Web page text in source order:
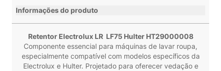
Informações do produto
Retentor Electrolux LR LF75 Hulter HT29000008
Componente essencial para máquinas de lavar roupa,
especialmente compatível com modelos específicos da
Electrolux e Hulter. Projetado para oferecer vedação e